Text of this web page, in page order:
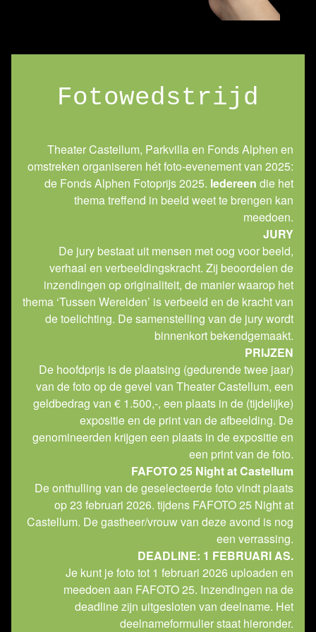
Fotowedstrijd
Theater Castellum, Parkvilla en Fonds Alphen en
omstreken organiseren hét foto-evenement van 2025:
de Fonds Alphen Fotoprijs 2025. Iedereen die het
thema treffend in beeld weet te brengen kan
meedoen.
JURY
De jury bestaat uit mensen met oog voor beeld,
verhaal en verbeeldingskracht. Zij beoordelen de
inzendingen op originaliteit, de manier waarop het
thema ‘Tussen Werelden’ is verbeeld en de kracht van
de toelichting. De samenstelling van de jury wordt
binnenkort bekendgemaakt.
PRIJZEN
De hoofdprijs is de plaatsing (gedurende twee jaar)
van de foto op de gevel van Theater Castellum, een
geldbedrag van € 1.500,-, een plaats in de (tijdelijke)
expositie en de print van de afbeelding. De
genomineerden krijgen een plaats in de expositie en
een print van de foto.
FAFOTO 25 Night at Castellum
De onthulling van de geselecteerde foto vindt plaats
op 23 februari 2026. tijdens FAFOTO 25 Night at
Castellum. De gastheer/vrouw van deze avond is nog
een verrassing.
DEADLINE: 1 FEBRUARI AS.
Je kunt je foto tot 1 februari 2026 uploaden en
meedoen aan FAFOTO 25. Inzendingen na de
deadline zijn uitgesloten van deelname. Het
deelnameformulier staat hieronder.